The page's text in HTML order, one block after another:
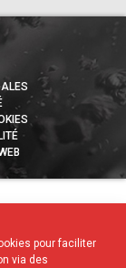
pour faciliter
via des